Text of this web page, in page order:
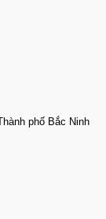
phố Bắc Ninh